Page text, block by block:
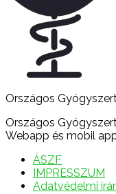
Országos
Országos
Webapp és mobil
ÁSZF
IMPRESSZUM
Adatvédelmi